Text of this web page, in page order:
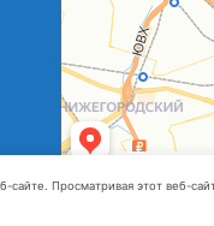
Просматривая этот веб-